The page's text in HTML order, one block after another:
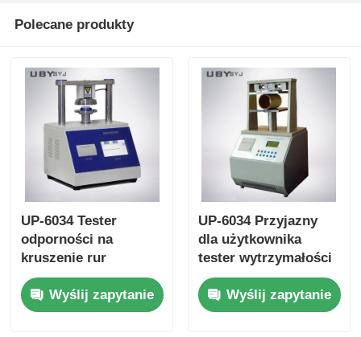
Polecane produkty
UP-6034 Tester
odporności na
kruszenie rur
papierowych z
wieloma
ustawieniami
Wyślij zapytanie
UP-6034 Przyjazny
dla użytkownika
tester wytrzymałości
na zgniatanie rurek
papierowych z
interfejsem
Wyślij zapytanie